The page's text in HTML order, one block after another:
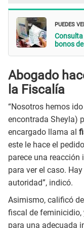
PUEDES
Consulta
bonos
Abogado
la Fiscalía
“Nosotros hemos
encontrada Sheyla)
encargado llama al
este le hace el
parece una
para ver el caso.
autoridad”, indicó.
Asimismo, calificó
fiscal de feminicidio,
para una adecuada